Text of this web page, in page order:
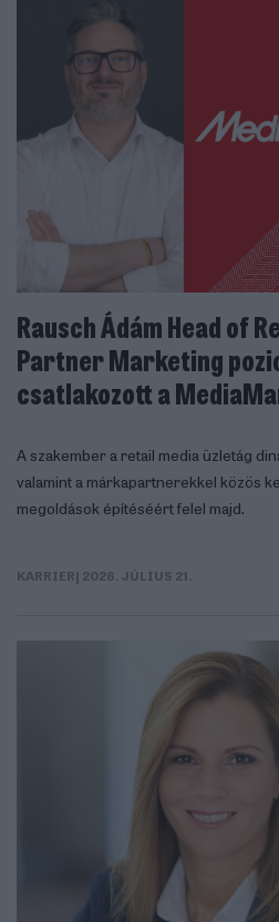
Rausch Ádám Head of
Partner Marketing
csatlakozott a
A szakember a retail media üzletág
valamint a márkapartnerekkel közös
megoldások építéséért felel majd.
KARRIER| 2026. JÚLIUS 21.